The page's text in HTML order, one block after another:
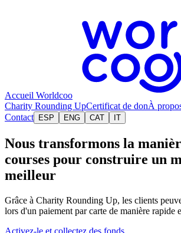
Accueil Worldcoo
Charity Rounding UpCertificat de donÀ
Contact
ESP ENG CAT IT
Nous transformons la
courses pour construire un
meilleur
Grâce à Charity Rounding Up, les clients
lors d'un paiement par carte de manière rapide
Activez-le et collectez des fonds